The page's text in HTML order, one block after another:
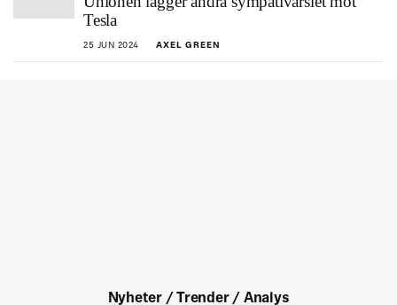
Tesla
25 JUN 2024 AXEL GREEN
Nyheter / Trender / Analys